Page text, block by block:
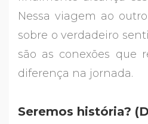
Nessa viagem ao
sobre o verdadeiro
são as conexões que
diferença na jornada.
Seremos história?